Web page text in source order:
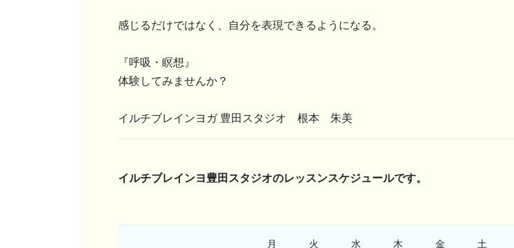
感じるだけではなく、自分を表現できるようになる。
『呼吸・瞑想』
体験してみませんか？
イルチブレインヨガ 豊田スタジオ 根本 朱美
イルチブレインヨ豊田スタジオのレッスンスケジュールです。
月 火 水 木 金 土